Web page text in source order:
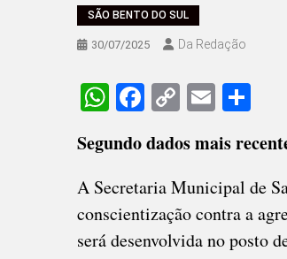
SÃO BENTO DO SUL
30/07/2025 Da Redação
WhatsApp
Facebook
CopyEmail
Segundo dados mais
A Secretaria Municipal de
conscientização contra a
será desenvolvida no posto